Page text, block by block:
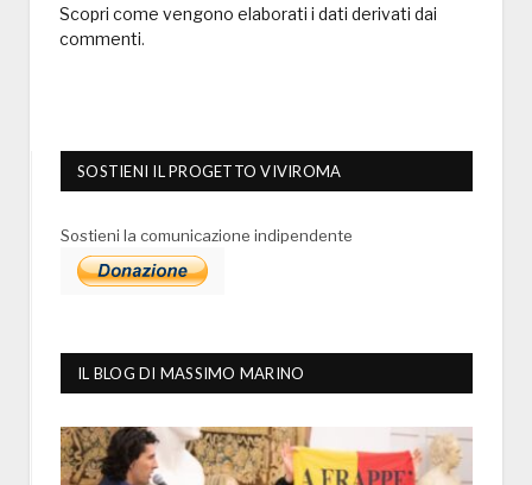
Scopri come vengono elaborati i dati derivati dai
commenti.
SOSTIENI IL PROGETTO VIVIROMA
Sostieni la comunicazione indipendente
IL BLOG DI MASSIMO MARINO